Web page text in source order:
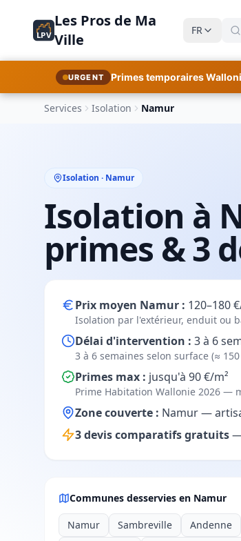
LPV
Les Pros de Ma
Ville
FR
URGENT Primes temporaires
Services Isolation Namur
Isolation · Namur
Isolation à
primes & 3
Prix moyen Namur : 120–180
Isolation par l'extérieur, enduit ou
Délai d'intervention : 3 à 6
3 à 6 semaines selon surface (≈
Primes max : jusqu'à 90 €/m²
Prime Habitation Wallonie 2026 —
Zone couverte : Namur —
3 devis comparatifs gratuits
Communes desservies en Namur
Namur Sambreville Andenne